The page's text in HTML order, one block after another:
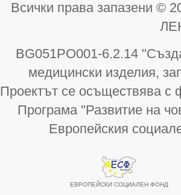
Всички права запазени
BG051PO001-6.2.14
медицински изделия,
Проектът се осъществява с
Програма "Развитие на
Европейския
ЕВРОПЕЙСКИ СОЦИАЛЕН ФОНД